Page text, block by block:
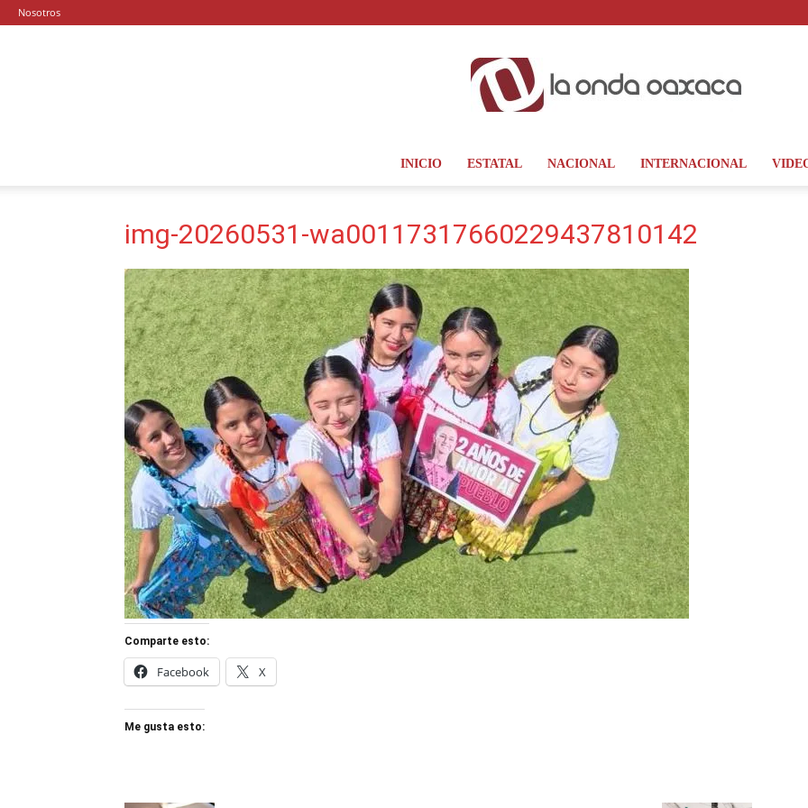
Nosotros
La
Onda
Oaxaca
INICIO ESTATAL NACIONAL INTERNACIONAL
img-20260531-wa00117317660229437810142
Comparte esto:
Facebook X
Me gusta esto: